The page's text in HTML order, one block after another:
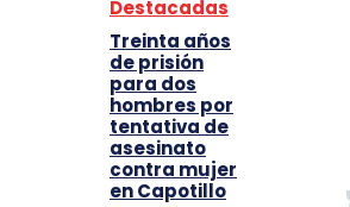
Destacadas
Treinta años
de prisión
para dos
hombres por
tentativa de
asesinato
contra mujer
en Capotillo